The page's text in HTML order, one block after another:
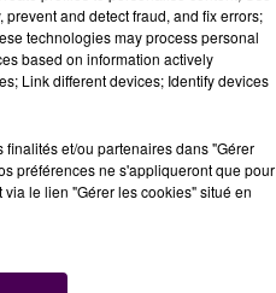
un
des
2018 :"la
pour
en
and detect fraud, and fix errors;
technologies may process personal
based on information actively
Link different devices; Identify devices
et/ou partenaires dans "Gérer
préférences ne s'appliqueront que pour
le lien "Gérer les cookies" situé en